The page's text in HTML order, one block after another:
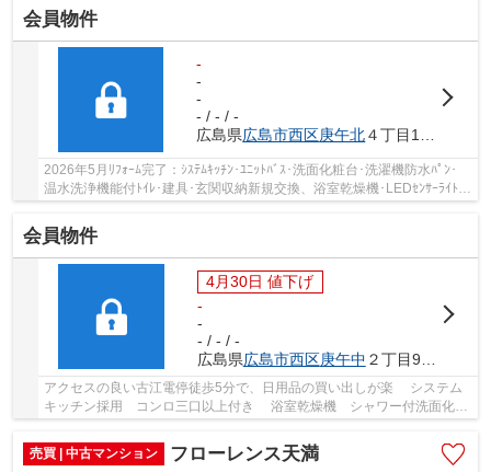
会員物件
-
-
-
- / - / -
広島県広島市西区庚午北４丁目10-18
2026年5月ﾘﾌｫｰﾑ完了：ｼｽﾃﾑｷｯﾁﾝ･ﾕﾆｯﾄﾊﾞｽ･洗面化粧台･洗濯機防水ﾊﾟﾝ･
温水洗浄機能付ﾄｲﾚ･建具･玄関収納新規交換、浴室乾燥機･LEDｾﾝｻｰﾗｲﾄ･
会員物件
4月30日 値下げ
-
-
- / - / -
広島県広島市西区庚午中 ２丁目9-11
アクセスの良い古江電停徒歩5分で、日用品の買い出しが楽 システム
キッチン採用 コンロ三口以上付き 浴室乾燥機 シャワー付洗面化粧
台 温水洗浄便座 全居室収納 ウォークイ...
売買 | 中古マンション
フローレンス天満